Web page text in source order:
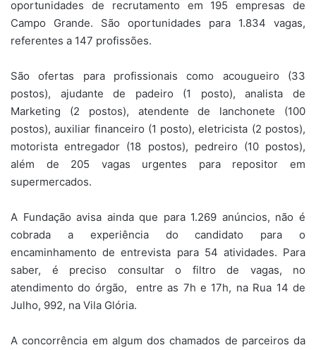
oportunidades de recrutamento em 195 empresas de
Campo Grande. São oportunidades para 1.834 vagas,
referentes a 147 profissões.
São ofertas para profissionais como acougueiro (33
postos), ajudante de padeiro (1 posto), analista de
Marketing (2 postos), atendente de lanchonete (100
postos), auxiliar financeiro (1 posto), eletricista (2 postos),
motorista entregador (18 postos), pedreiro (10 postos),
além de 205 vagas urgentes para repositor em
supermercados.
A Fundação avisa ainda que para 1.269 anúncios, não é
cobrada a experiência do candidato para o
encaminhamento de entrevista para 54 atividades. Para
saber, é preciso consultar o filtro de vagas, no
atendimento do órgão, entre as 7h e 17h, na Rua 14 de
Julho, 992, na Vila Glória.
A concorrência em algum dos chamados de parceiros da